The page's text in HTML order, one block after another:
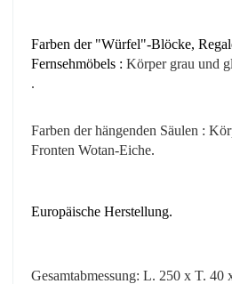
Farben der "Würfel"-Blöcke,
Fernsehmöbels : Körper grau und
.
Farben der hängenden Säulen :
Fronten Wotan-Eiche.
Europäische Herstellung.
Gesamtabmessung: L. 250 x T. 40